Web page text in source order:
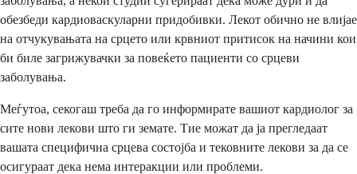
обезбеди кардиоваскуларни придобивки. Лекот обично не влијае
на отчукувањата на срцето или крвниот притисок на начини кои
би биле загрижувачки за повеќето пациенти со срцеви
заболувања.
Меѓутоа, секогаш треба да го информирате вашиот кардиолог за
сите нови лекови што ги земате. Тие можат да ја прегледаат
вашата специфична срцева состојба и тековните лекови за да се
осигураат дека нема интеракции или проблеми.